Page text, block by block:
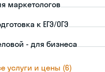
маркетологов
к ЕГЭ/ОГЭ
- для бизнеса
услуги и цены (6)